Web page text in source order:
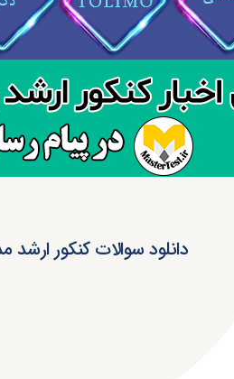
دانلود سوالات کنکور ارشد